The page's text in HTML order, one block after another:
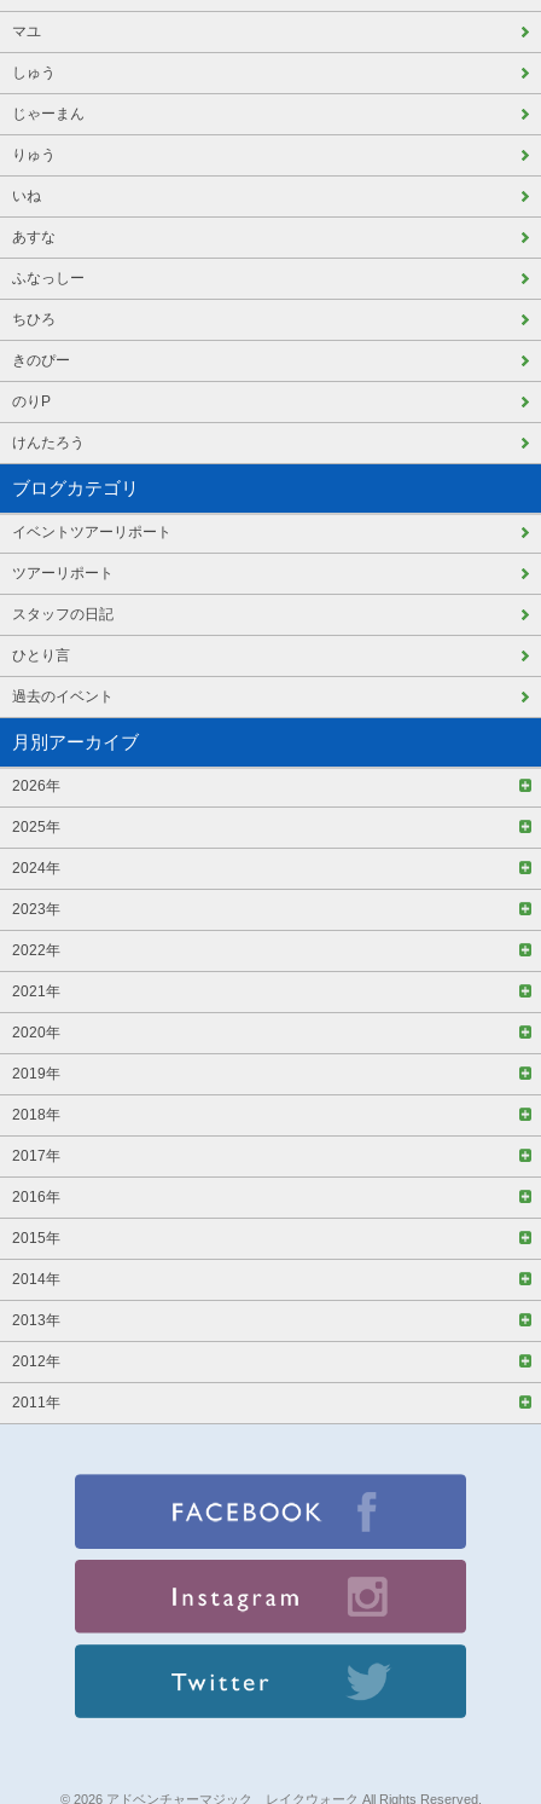
マユ
しゅう
じゃーまん
りゅう
いね
あすな
ふなっしー
ちひろ
きのぴー
のりP
けんたろう
ブログカテゴリ
イベントツアーリポート
ツアーリポート
スタッフの日記
ひとり言
過去のイベント
月別アーカイブ
2026年
2025年
2024年
2023年
2022年
2021年
2020年
2019年
2018年
2017年
2016年
2015年
2014年
2013年
2012年
2011年
© 2026 アドベンチャーマジック レイクウォーク All Rights Reserved.